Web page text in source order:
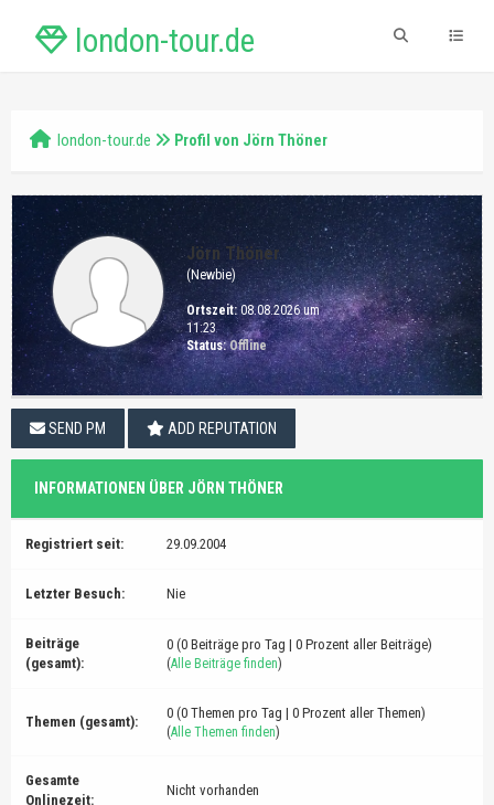
london-tour.de
london-tour.de Profil von Jörn Thöner
Jörn Thöner
(Newbie)
Ortszeit:08.08.2026 um
11:23
Status: Offline
SEND PM ADD REPUTATION
INFORMATIONEN ÜBER JÖRN THÖNER
Registriert seit: 29.09.2004
Letzter Besuch: Nie
Beiträge
(gesamt):
0 (0 Beiträge pro Tag | 0 Prozent aller Beiträge)
(Alle Beiträge finden)
Themen (gesamt):
0 (0 Themen pro Tag | 0 Prozent aller Themen)
(Alle Themen finden)
Gesamte
Onlinezeit:
Nicht vorhanden